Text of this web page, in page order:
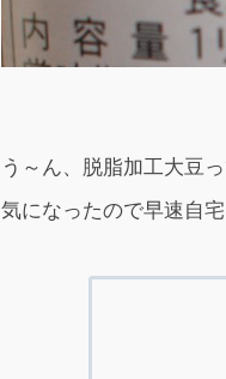
う～ん、脱脂加工大豆
気になったので早速自